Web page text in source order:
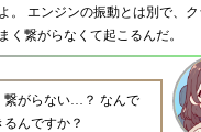
よ。 エンジンの振動とは別で、ク
まく繋がらなくて起こるんだ。
繋がらない…？ なんで
んですか？